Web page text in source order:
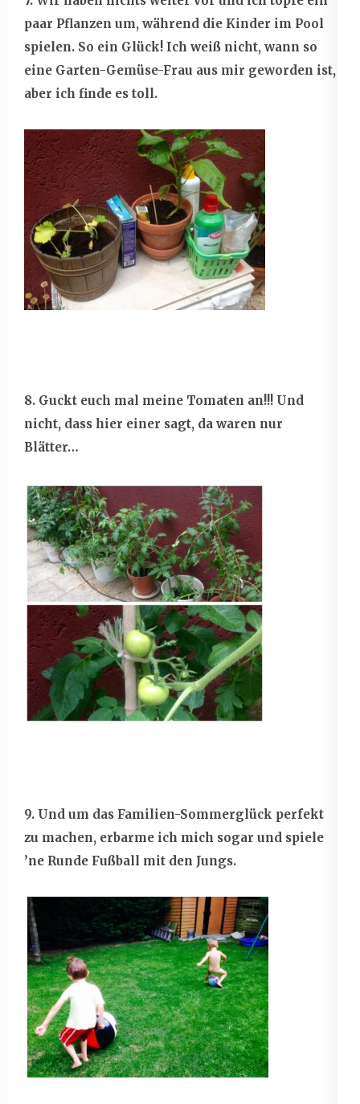
paar Pflanzen um, während die Kinder im Pool
spielen. So ein Glück! Ich weiß nicht, wann so
eine Garten-Gemüse-Frau aus mir geworden ist,
aber ich finde es toll.
8. Guckt euch mal meine Tomaten an!!! Und
nicht, dass hier einer sagt, da waren nur
Blätter…
9. Und um das Familien-Sommerglück perfekt
zu machen, erbarme ich mich sogar und spiele
’ne Runde Fußball mit den Jungs.